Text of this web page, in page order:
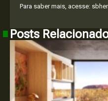
Para saber mais, acesse:
Posts